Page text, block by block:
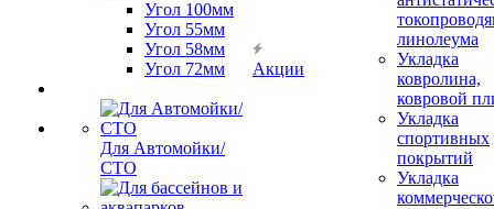
Угол 100мм
Угол 55мм
Угол 58мм
Угол 72мм
Для Автомойки/
СТО
Акции
линолеума
Укладка
ковролина,
ковровой
Укладка
спортивных
покрытий
Укладка